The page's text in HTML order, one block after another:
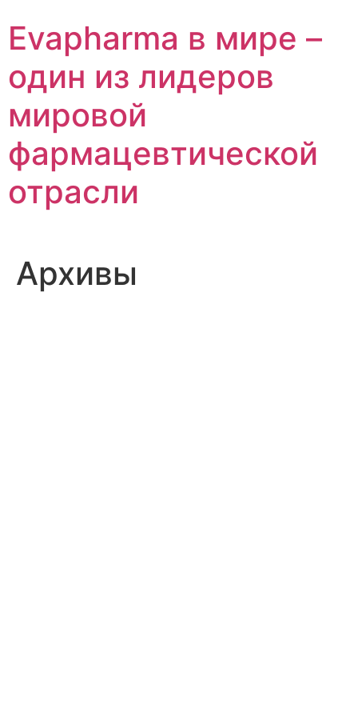
содержимому
Evapharma в мире –
один из лидеров
мировой
фармацевтической
отрасли
Архивы